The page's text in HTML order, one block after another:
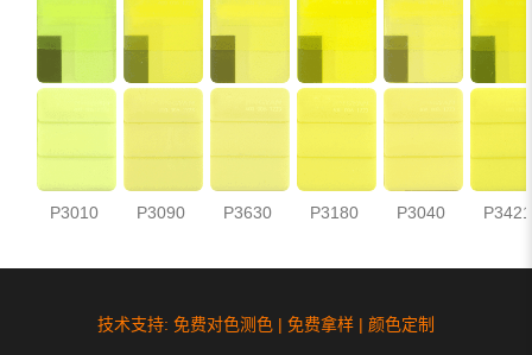
P3010 P3090 P3630 P3180 P3040 P3421
技术支持: 免费对色测色 | 免费拿样 | 颜色定制